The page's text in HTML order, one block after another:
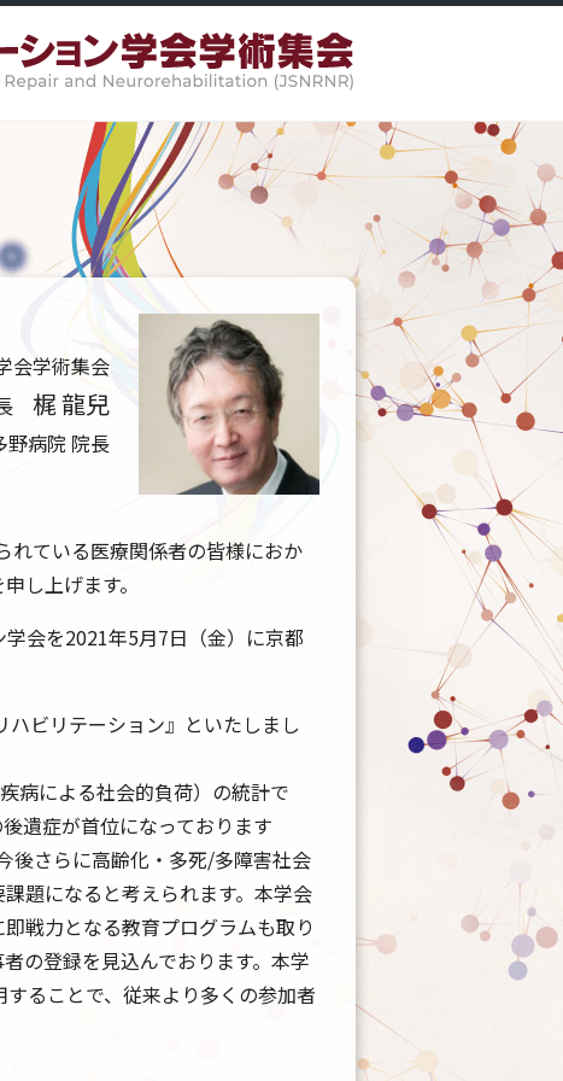
会学術集会
梶 龍兒
野病院 院長
れている医療関係者の皆様におか
し上げます。
会を2021年5月7日（金）に京都
ビリテーション』といたしまし
病による社会的負荷）の統計で
遺症が首位になっております
後さらに高齢化・多死/多障害社会
題になると考えられます。本学会
戦力となる教育プログラムも取り
の登録を見込んでおります。本学
ることで、従来より多くの参加者